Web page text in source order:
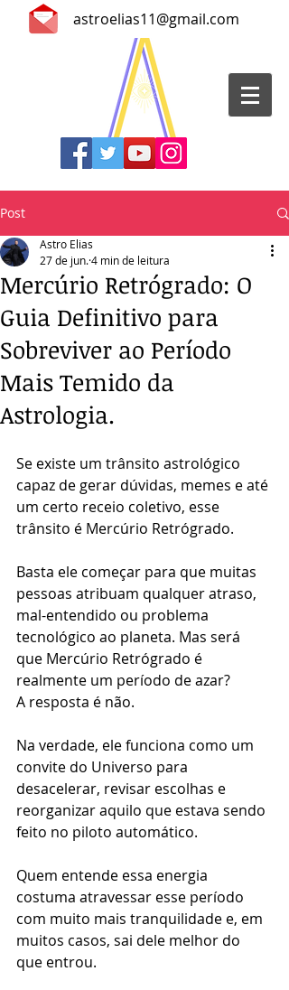
astroelias11@gmail.com
Post
Mercúrio Retrógrado: O
Guia Definitivo para
Sobreviver ao Período
Mais Temido da
Astrologia.
Astro Elias
27 de jun.4 min de leitura
Se existe um trânsito astrológico
capaz de gerar dúvidas, memes e até
um certo receio coletivo, esse
trânsito é Mercúrio Retrógrado.
Basta ele começar para que muitas
pessoas atribuam qualquer atraso,
mal-entendido ou problema
tecnológico ao planeta. Mas será
que Mercúrio Retrógrado é
realmente um período de azar?
A resposta é não.
Na verdade, ele funciona como um
convite do Universo para
desacelerar, revisar escolhas e
reorganizar aquilo que estava sendo
feito no piloto automático.
Quem entende essa energia
costuma atravessar esse período
com muito mais tranquilidade e, em
muitos casos, sai dele melhor do
que entrou.